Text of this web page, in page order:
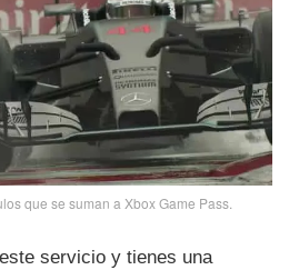
que se suman a Xbox Game Pass.
servicio y tienes una